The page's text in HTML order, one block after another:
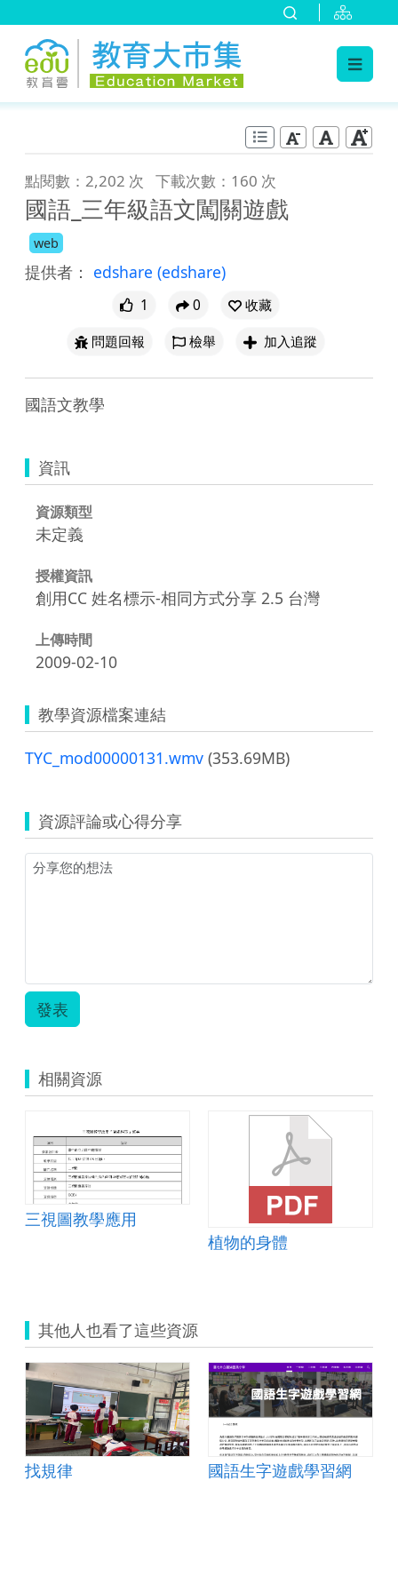
點閱數：2,202 次 下載次數：160 次
國語_三年級語文闖關遊戲
web
提供者： edshare (edshare)
1 0
收藏
問題回報
檢舉 加入追蹤
國語文教學
資訊
資源類型
未定義
授權資訊
創用CC 姓名標示-相同方式分享 2.5 台灣
上傳時間
2009-02-10
教學資源檔案連結
TYC_mod00000131.wmv (353.69MB)
資源評論或心得分享
發表
相關資源
三視圖教學應用
植物的身體
其他人也看了這些資源
找規律 國語生字遊戲學習網